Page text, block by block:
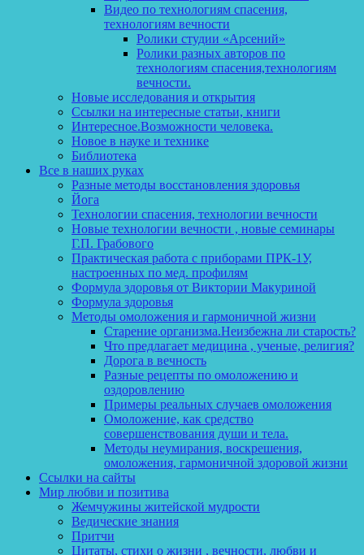
Видео по технологиям спасения,
технологиям вечности
Ролики студии «Арсений»
Ролики разных авторов по
технологиям спасения,технологиям
вечности.
Новые исследования и открытия
Ссылки на интересные статьи, книги
Интересное.Возможности человека.
Новое в науке и технике
Библиотека
Все в наших руках
Разные методы восстановления здоровья
Йога
Технологии спасения, технологии вечности
Новые технологии вечности , новые семинары
Г.П. Грабового
Практическая работа с приборами ПРК-1У,
настроенных по мед. профилям
Формула здоровья от Виктории Макуриной
Формула здоровья
Методы омоложения и гармоничной жизни
Старение организма.Неизбежна ли старость?
Что предлагает медицина , ученые, религия?
Дорога в вечность
Разные рецепты по омоложению и
оздоровлению
Примеры реальных случаев омоложения
Омоложение, как средство
совершенствования души и тела.
Методы неумирания, воскрешения,
омоложения, гармоничной здоровой жизни
Ссылки на сайты
Мир любви и позитива
Жемчужины житейской мудрости
Ведические знания
Притчи
Цитаты, стихи о жизни , вечности, любви и